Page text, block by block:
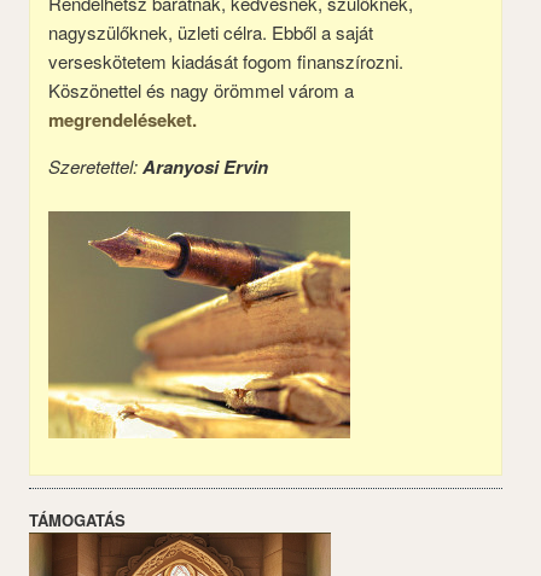
nagyszülőknek, üzleti célra. Ebből a saját
verseskötetem kiadását fogom finanszírozni.
Köszönettel és nagy örömmel várom a
megrendeléseket.
Szeretettel:Aranyosi Ervin
TÁMOGATÁS